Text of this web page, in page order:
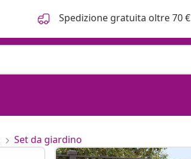
Spedizione gratuita oltre 70 €
Set da giardino